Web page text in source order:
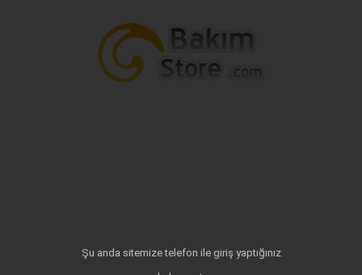
Şu anda sitemize telefon ile giriş yaptığınız